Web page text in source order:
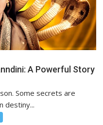
A Powerful Story
Some secrets are
destiny...